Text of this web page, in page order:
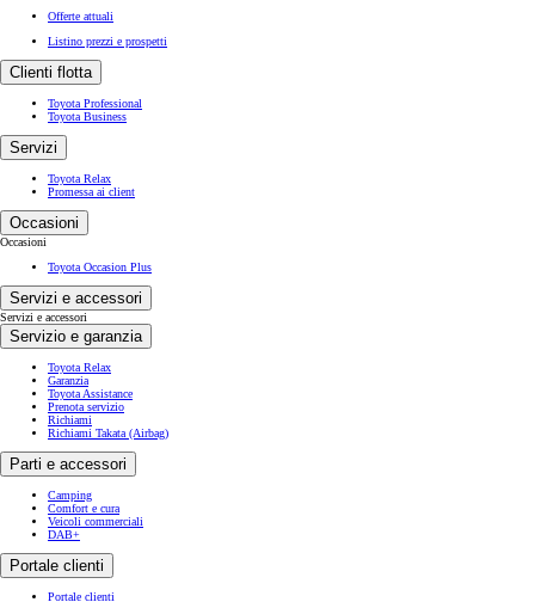
Offerte attuali
Listino prezzi e prospetti
Clienti flotta
Toyota Professional
Toyota Business
Servizi
Toyota Relax
Promessa ai client
Occasioni
Occasioni
Toyota Occasion Plus
Servizi e accessori
Servizi e accessori
Servizio e garanzia
Toyota Relax
Garanzia
Toyota Assistance
Prenota servizio
Richiami
Richiami Takata (Airbag)
Parti e accessori
Camping
Comfort e cura
Veicoli commerciali
DAB+
Portale clienti
Portale clienti